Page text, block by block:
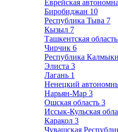
Еврейская
Биробиджан 10
Республика Тыва 7
Кызыл 7
Ташкентская область
Чирчик 6
Республика
Элиста 3
Лагань 1
Ненецкий
Нарьян-Мар 3
Ошская область 3
Иссык-Кульская
Каракол 3
Чувашская